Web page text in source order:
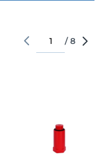
arrow /8 arrow